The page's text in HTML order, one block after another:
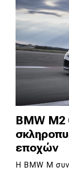
Οδηγός
Συμβουλές
Χρηστικά
Συμβουλές
ΚΤΕΟ
Οδική
BMW M2
εποχών
Η BMW M